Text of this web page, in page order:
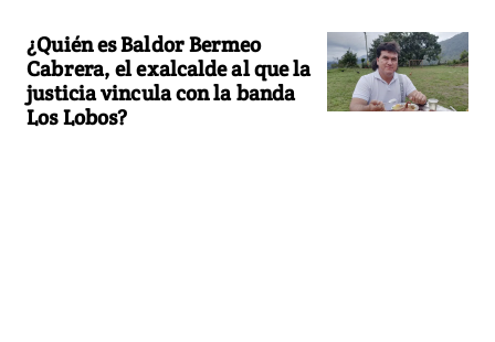
¿Quién es Baldor Bermeo
Cabrera, el exalcalde al que la
justicia vincula con la banda
Los Lobos?